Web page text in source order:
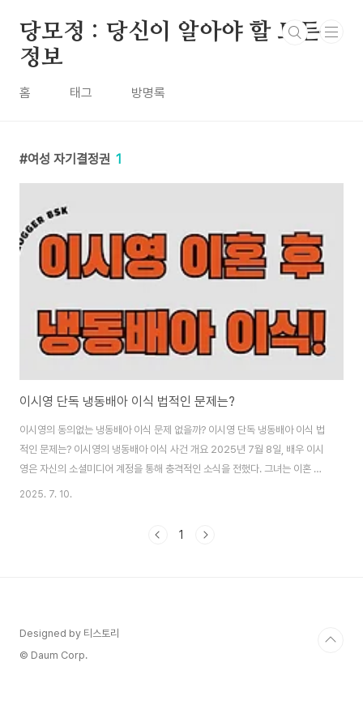
당모정 : 당신이 알아야 할 모든
정보
홈 태그 방명록
여성 자기결정권 1
이시영 단독 냉동배아 이식 법적인 문제는?
이시영의 동의없는 냉동배아 이식 문제 없을까? 이시영 단독 냉동배아 이식 법
적인 문제는? 이시영의 냉동배아 이식 사건 개요 2025년 7월 8일, 배우 이시
영은 자신의 소셜미디어 계정을 통해 충격적인 소식을 전했다. 그녀는 이혼 후
전 남편의 동의 없이 결혼 생활 중 냉동 보관했던 배아를 이식해 둘째 아이를 임
년 첫 아들 정윤을 낳았으며, 2025년 3월 결혼 8년 만에 이혼을 발표했다. 이
2025. 7. 10.
1
Designed by 티스토리
© Daum Corp.